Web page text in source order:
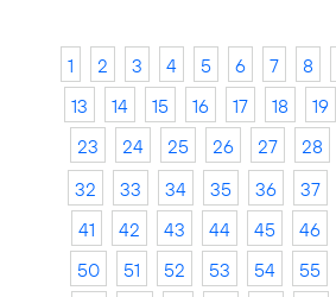
1 2 3 4 5 6 7 8
13
14 15 16 17 18 19
23
24 25 26 27 28
32
33 34 35 36 37
41
42 43 44 45 46
50
51 52 53 54 55